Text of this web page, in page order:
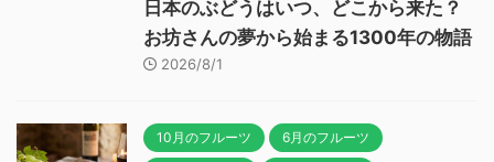
日本のぶどうはいつ、どこから来た？
お坊さんの夢から始まる1300年の物語
2026/8/1
10月のフルーツ 6月のフルーツ